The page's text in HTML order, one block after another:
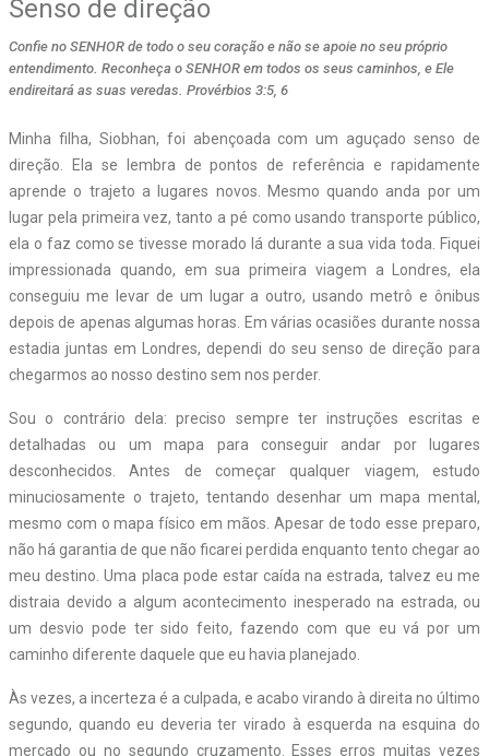
Senso de direção
Confie no SENHOR de todo o seu coração e não se apoie no seu próprio
entendimento. Reconheça o SENHOR em todos os seus caminhos, e Ele
endireitará as suas veredas. Provérbios 3:5, 6
Minha filha, Siobhan, foi abençoada com um aguçado senso de
direção. Ela se lembra de pontos de referência e rapidamente
aprende o trajeto a lugares novos. Mesmo quando anda por um
lugar pela primeira vez, tanto a pé como usando transporte público,
ela o faz como se tivesse morado lá durante a sua vida toda. Fiquei
impressionada quando, em sua primeira viagem a Londres, ela
conseguiu me levar de um lugar a outro, usando metrô e ônibus
depois de apenas algumas horas. Em várias ocasiões durante nossa
estadia juntas em Londres, dependi do seu senso de direção para
chegarmos ao nosso destino sem nos perder.
Sou o contrário dela: preciso sempre ter instruções escritas e
detalhadas ou um mapa para conseguir andar por lugares
desconhecidos. Antes de começar qualquer viagem, estudo
minuciosamente o trajeto, tentando desenhar um mapa mental,
mesmo com o mapa físico em mãos. Apesar de todo esse preparo,
não há garantia de que não ficarei perdida enquanto tento chegar ao
meu destino. Uma placa pode estar caída na estrada, talvez eu me
distraia devido a algum acontecimento inesperado na estrada, ou
um desvio pode ter sido feito, fazendo com que eu vá por um
caminho diferente daquele que eu havia planejado.
Às vezes, a incerteza é a culpada, e acabo virando à direita no último
segundo, quando eu deveria ter virado à esquerda na esquina do
mercado ou no segundo cruzamento. Esses erros muitas vezes